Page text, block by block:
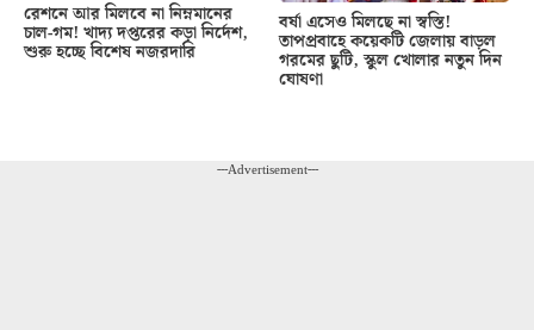
রেশনে আর মিলবে না নিম্নমানের
চাল-গম! খাদ্য দপ্তরের কড়া নির্দেশ,
শুরু হচ্ছে বিশেষ নজরদারি
বর্ষা এসেও মিলছে না স্বস্তি!
তাপপ্রবাহে কয়েকটি জেলায় বাড়ল
গরমের ছুটি, স্কুল খোলার নতুন দিন
ঘোষণা
---Advertisement---